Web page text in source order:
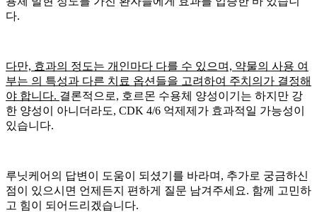
다.
다만, 효과의 정도는 개인마다 다를 수 있으며, 약물의 사용 여
부는 의 특성과 다른 치료 옵션들을 고려하여 주치의가 결정해
야 합니다. 결론적으로, 호르몬 수용체 양성이기는 하지만 강
한 양성이 아니더라도, CDK 4/6 억제제가 효과적일 가능성이
있습니다.
루닛케어의 답변이 도움이 되셨기를 바라며, 추가로 궁금하신
점이 있으시면 언제든지 편하게 질문 남겨주세요. 함께 고민하
고 힘이 되어드리겠습니다.